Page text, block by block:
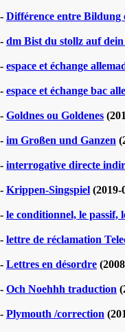
- Différence entre Bildung
- dm Bist du stollz auf
- espace et échange
- espace et échange bac
- Goldnes ou Goldenes
- im Großen und Ganzen
- interrogative directe
- Krippen-Singspiel (2019-
- le conditionnel, le passif,
- lettre de réclamation
- Lettres en désordre
- Och Noehhh traduction
- Plymouth /correction